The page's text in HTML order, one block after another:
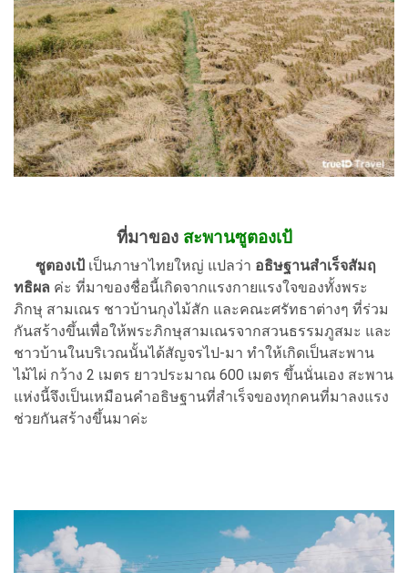
ที่มาของ สะพานซูตองเป้
ซูตองเป้ เป็นภาษาไทยใหญ่ แปลว่า อธิษฐานสำเร็จสัมฤ
ทธิผล ค่ะ ที่มาของชื่อนี้เกิดจากแรงกายแรงใจของทั้งพระ
ภิกษุ สามเณร ชาวบ้านกุงไม้สัก และคณะศรัทธาต่างๆ ที่ร่วม
กันสร้างขึ้นเพื่อให้พระภิกษุสามเณรจากสวนธรรมภูสมะ และ
ชาวบ้านในบริเวณนั้นได้สัญจรไป-มา ทำให้เกิดเป็นสะพาน
ไม้ไผ่ กว้าง 2 เมตร ยาวประมาณ 600 เมตร ขึ้นนั่นเอง สะพาน
แห่งนี้จึงเป็นเหมือนคำอธิษฐานที่สำเร็จของทุกคนที่มาลงแรง
ช่วยกันสร้างขึ้นมาค่ะ